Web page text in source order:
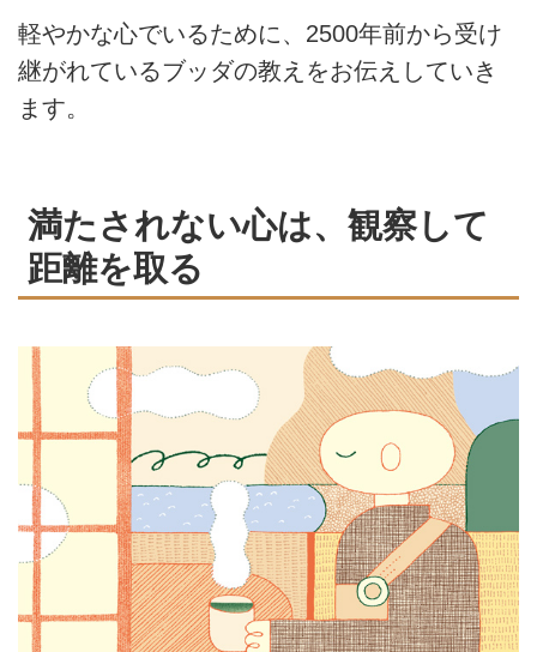
軽やかな心でいるために、2500年前から受け
継がれているブッダの教えをお伝えしていき
ます。
満たされない心は、観察して
距離を取る